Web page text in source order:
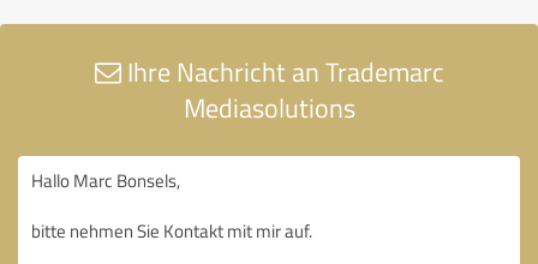
Ihre Nachricht an Trademarc
Mediasolutions